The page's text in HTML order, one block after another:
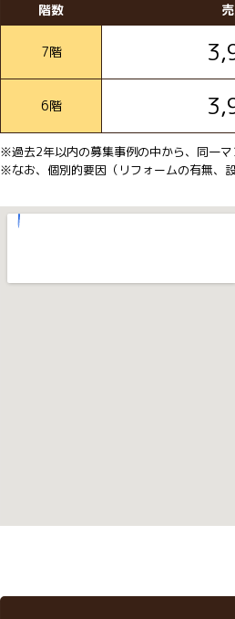
階数
7階
6階
※過去2年以内の募集事例の中から、同一マ
※なお、個別的要因（リフォームの有無、